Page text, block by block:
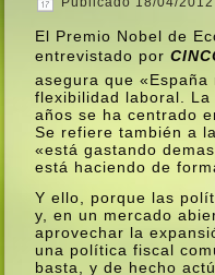
El Premio Nobel de
entrevistado por
asegura que
flexibilidad laboral.
años se ha centrado
Se refiere también a
«está gastando
está haciendo de
Y ello, porque las
y, en un mercado
aprovechar la
una polí­tica fiscal
basta, y de hecho